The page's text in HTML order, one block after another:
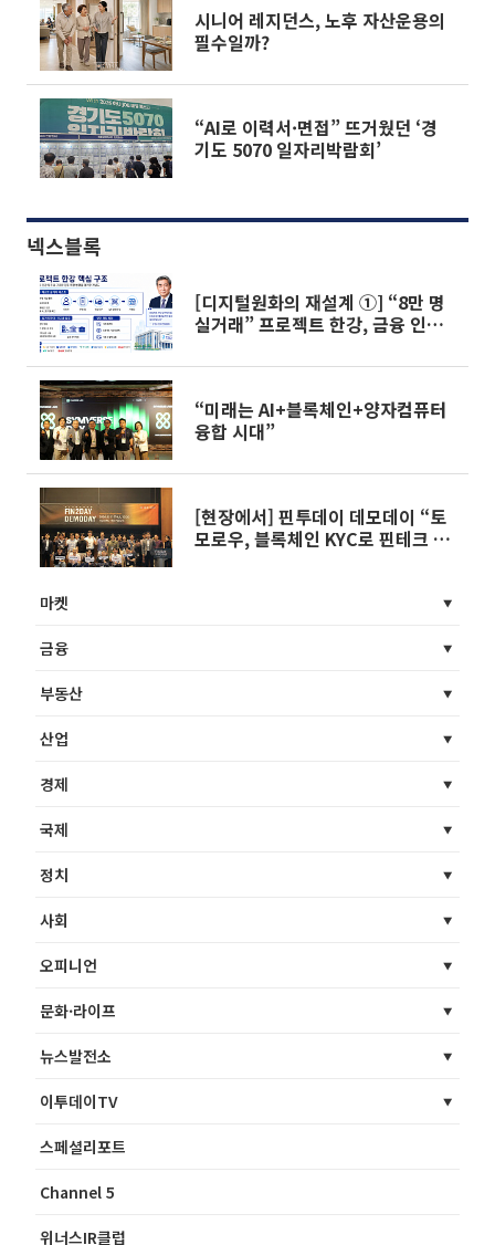
시니어 레지던스, 노후 자산운용의
필수일까?
“AI로 이력서·면접” 뜨거웠던 ‘경
기도 5070 일자리박람회’
넥스블록
[디지털원화의 재설계 ①] “8만 명
실거래” 프로젝트 한강, 금융 인프
“미래는 AI+블록체인+양자컴퓨터
융합 시대”
[현장에서] 핀투데이 데모데이 “토
모로우, 블록체인 KYC로 핀테크 장
마켓
금융
부동산
산업
경제
국제
정치
사회
오피니언
문화·라이프
뉴스발전소
이투데이TV
스페셜리포트
Channel 5
위너스IR클럽